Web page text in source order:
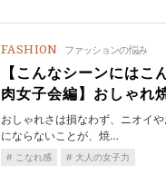
FASHION ファッションの悩み
【こんなシーンにはこ
肉女子会編】おしゃれ
おしゃれさは損なわず、ニオイ
にならないことが、焼…
こなれ感 大人の女子力